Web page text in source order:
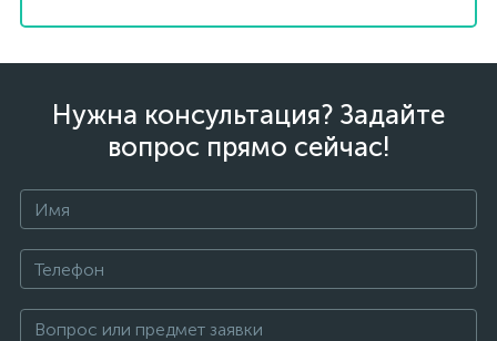
Нужна консультация? Задайте
вопрос прямо сейчас!